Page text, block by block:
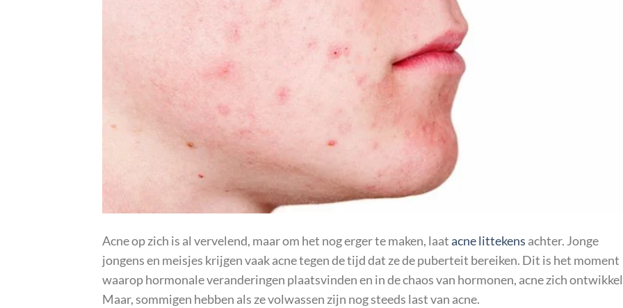
Acne op zich is al vervelend, maar om het nog erger te maken, laatacne littekens achter. Jonge
jongens en meisjes krijgen vaak acne tegen de tijd dat ze de puberteit bereiken. Dit is het moment
waarop hormonale veranderingen plaatsvinden en in de chaos van hormonen, acne zich
Maar, sommigen hebben als ze volwassen zijn nog steeds last van acne.